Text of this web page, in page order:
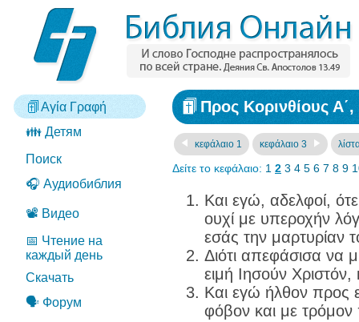
Αγία Γραφή
👪 Детям
Поиск
🎧 Аудиобиблия
📽️ Видео
📅 Чтение на
каждый день
Скачать
🗣️ Форум
Προς Κορινθίους
κεφάλαιο 1 κεφάλαιο 3
Δείτε το κεφάλαιο: 1 2 3 4 5 6 7 8 9
Και εγώ, αδελφοί,
ουχί με υπεροχήν
εσάς την μαρτυρίαν
Διότι απεφάσισα να
ειμή Ιησούν
Και εγώ ήλθον προς
φόβον και με